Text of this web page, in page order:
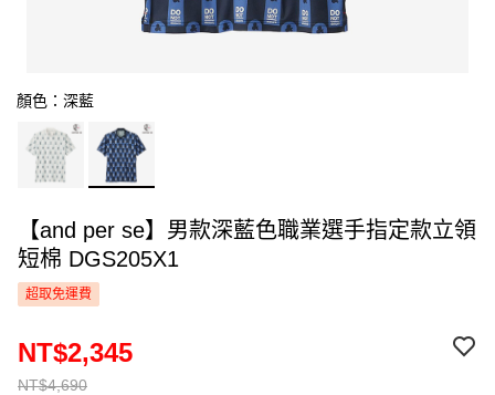
顏色：深藍
【and per se】男款深藍色職業選手指定款立領
短棉 DGS205X1
超取免運費
NT$4,690
NT$2,345